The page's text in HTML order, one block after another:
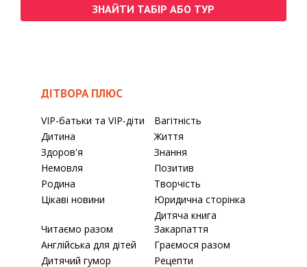
ЗНАЙТИ ТАБІР АБО ТУР
ДІТВОРА ПЛЮС
VIP-батьки та VIP-діти
Вагітність
Дитина
Життя
Здоров'я
Знання
Немовля
Позитив
Родина
Творчість
Цікаві новини
Юридична сторінка
Читаємо разом
Дитяча книга
Закарпаття
Англійська для дітей
Граємося разом
Дитячий гумор
Рецепти